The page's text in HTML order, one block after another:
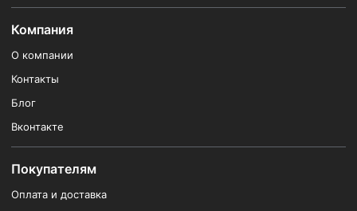
Компания
О компании
Контакты
Блог
Вконтакте
Покупателям
Оплата и доставка